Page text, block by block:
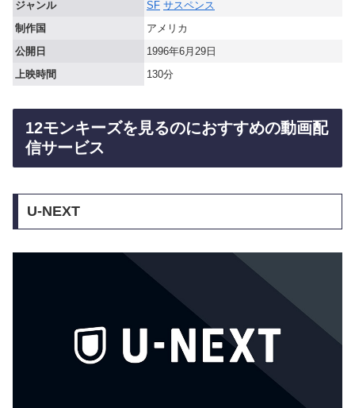
ジャンル
SF サスペンス
制作国
アメリカ
公開日
1996年6月29日
上映時間
130分
12モンキーズを見るのにおすすめの動画配
信サービス
U-NEXT